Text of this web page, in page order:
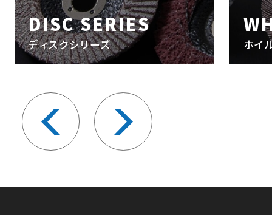
DISC SERIES
ディスクシリーズ ホイ